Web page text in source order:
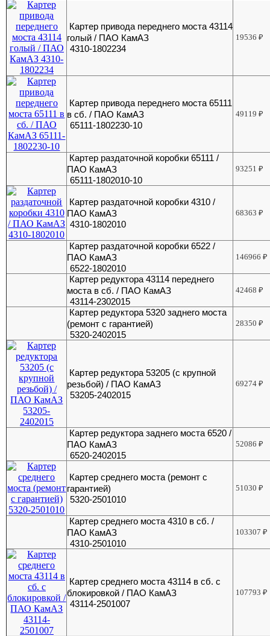
Картер привода переднего моста 43114
голый / ПАО КамАЗ
4310-1802234
19536₽
Картер привода переднего моста 65111
в сб. / ПАО КамАЗ
65111-1802230-10
49119₽
Картер раздаточной коробки 65111 /
ПАО КамАЗ
65111-1802010-10
93251₽
Картер раздаточной коробки 4310 /
ПАО КамАЗ
4310-1802010
68363₽
Картер раздаточной коробки 6522 /
ПАО КамАЗ
6522-1802010
146966₽
Картер редуктора 43114 переднего
моста в сб. / ПАО КамАЗ
43114-2302015
42468₽
Картер редуктора 5320 заднего моста
(ремонт с гарантией)
5320-2402015
28350₽
Картер редуктора 53205 (с крупной
резьбой) / ПАО КамАЗ
53205-2402015
69274₽
Картер редуктора заднего моста 6520 /
ПАО КамАЗ
6520-2402015
52086₽
Картер среднего моста (ремонт с
гарантией)
5320-2501010
51030₽
Картер среднего моста 4310 в сб. /
ПАО КамАЗ
4310-2501010
103307₽
Картер среднего моста 43114 в сб. с
блокировкой / ПАО КамАЗ
43114-2501007
107793₽